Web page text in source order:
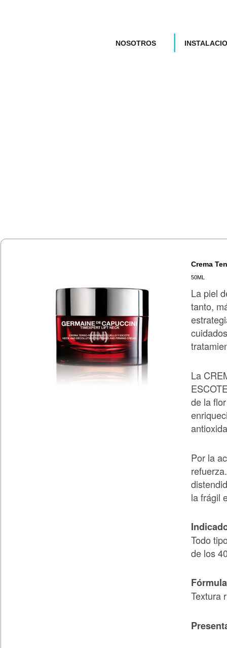
NOSOTROS
Crema
50ML
La piel
tanto,
La
de la
Por la
la frágil
Todo
de los
Fórmula
Textura